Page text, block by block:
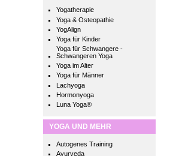
Yogatherapie
Yoga & Osteopathie
YogAlign
Yoga für Kinder
Yoga für Schwangere -
Schwangeren Yoga
Yoga im Alter
Yoga für Männer
Lachyoga
Hormonyoga
Luna Yoga®
YOGA UND MEHR
Autogenes Training
Ayurveda